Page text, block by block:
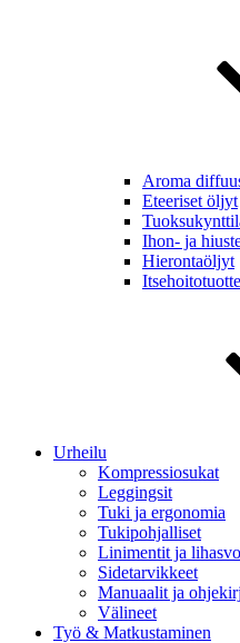
Aroma
Eteeriset öljyt
Ihon- ja
Hierontaöljyt
Urheilu
Kompressiosukat
Leggingsit
Tuki ja ergonomia
Tukipohjalliset
Linimentit ja
Sidetarvikkeet
Manuaalit ja
Välineet
Työ & Matkustaminen